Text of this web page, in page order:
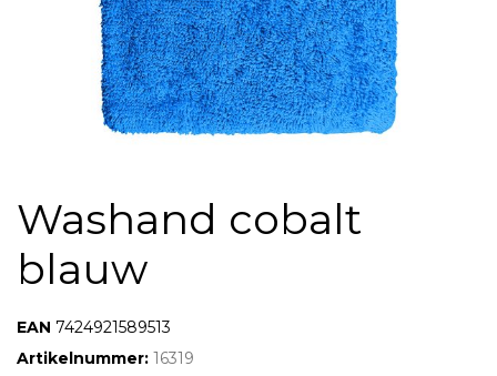
Washand cobalt
blauw
EAN: 7424921589513
Artikelnummer: 16319